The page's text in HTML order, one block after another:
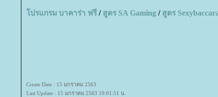
ปรแกรม บาคาร่า ฟรี/ สูตร SA Gaming / สูตร
Create Date : 15 มกราคม 2563
Last Update : 15 มกราคม 2563 19:01:51 น.